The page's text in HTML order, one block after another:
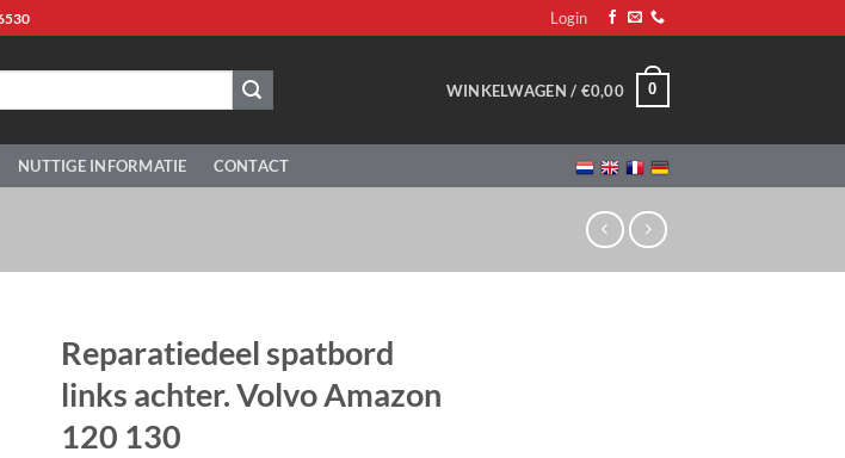
Login
WINKELWAGEN / €0,00 0
NUTTIGE INFORMATIE CONTACT
Reparatiedeel spatbord
links achter. Volvo Amazon
120 130